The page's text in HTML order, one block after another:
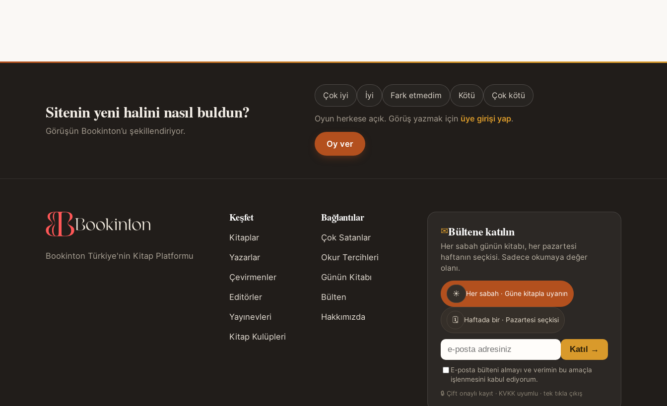
Sitenin yeni halini nasıl buldun?
Görüşün Bookinton’u şekillendiriyor.
Çok iyi İyi Fark etmedim Kötü Çok kötü
Oyun herkese açık. Görüş yazmak için üye girişi yap.
Oy ver
Bookinton Türkiye'nin Kitap Platformu
Keşfet
Kitaplar
Yazarlar
Çevirmenler
Editörler
Yayınevleri
Kitap Kulüpleri
Bağlantılar
Çok Satanlar
Okur Tercihleri
Günün Kitabı
Bülten
Hakkımızda
✉Bültene katılın
Her sabah günün kitabı, her pazartesi
haftanın seçkisi. Sadece okumaya değer
olanı.
Gönderim
sıklığı
☀ Her sabah · Güne kitapla uyanın
🗓 Haftada bir · Pazartesi seçkisi
E-
posta
adresiniz
Katıl →
E-posta bülteni almayı ve verimin bu amaçla
işlenmesini kabul ediyorum.
🔒 Çift onaylı kayıt · KVKK uyumlu · tek tıkla çıkış